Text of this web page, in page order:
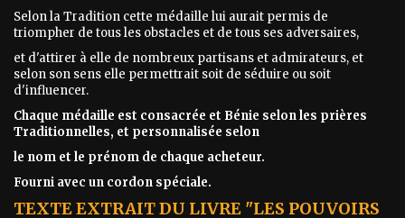
Selon la Tradition cette médaille lui aurait permis de
triompher de tous les obstacles et de tous ses adversaires,
et d'attirer à elle de nombreux partisans et admirateurs, et
selon son sens elle permettrait soit de séduire ou soit
d'influencer.
Chaque médaille est consacrée et Bénie selon les prières
Traditionnelles, et personnalisée selon
le nom et le prénom de chaque acheteur.
Fourni avec un cordon spéciale.
TEXTE EXTRAIT DU LIVRE "LES POUVOIRS